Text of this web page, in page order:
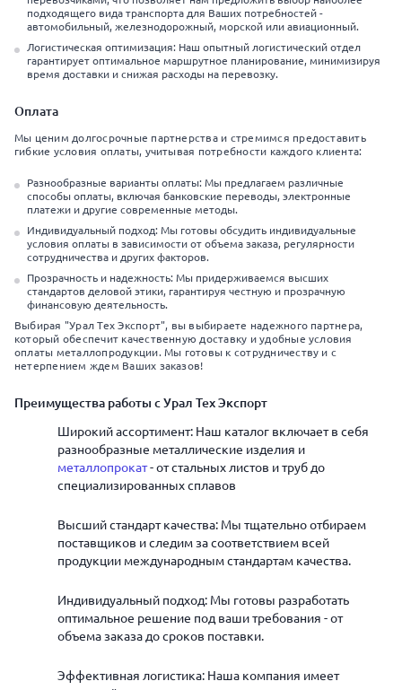
подходящего вида транспорта для Ваших потребностей -
автомобильный, железнодорожный, морской или авиационный.
Логистическая оптимизация: Наш опытный логистический отдел
гарантирует оптимальное маршрутное планирование, минимизируя
время доставки и снижая расходы на перевозку.
Оплата
Мы ценим долгосрочные партнерства и стремимся предоставить
гибкие условия оплаты, учитывая потребности каждого клиента:
Разнообразные варианты оплаты: Мы предлагаем различные
способы оплаты, включая банковские переводы, электронные
платежи и другие современные методы.
Индивидуальный подход: Мы готовы обсудить индивидуальные
условия оплаты в зависимости от объема заказа, регулярности
сотрудничества и других факторов.
Прозрачность и надежность: Мы придерживаемся высших
стандартов деловой этики, гарантируя честную и прозрачную
финансовую деятельность.
Выбирая "Урал Тех Экспорт", вы выбираете надежного партнера,
который обеспечит качественную доставку и удобные условия
оплаты металлопродукции. Мы готовы к сотрудничеству и с
нетерпением ждем Ваших заказов!
Преимущества работы с Урал Тех Экспорт
Широкий ассортимент: Наш каталог включает в себя
разнообразные металлические изделия и
металлопрокат- от стальных листов и труб до
специализированных сплавов
Высший стандарт качества: Мы тщательно отбираем
поставщиков и следим за соответствием всей
продукции международным стандартам качества.
Индивидуальный подход: Мы готовы разработать
оптимальное решение под ваши требования - от
объема заказа до сроков поставки.
Эффективная логистика: Наша компания имеет